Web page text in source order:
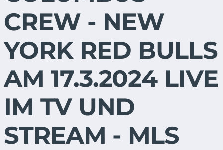
CREW - NEW
YORK RED BULLS
AM 17.3.2024 LIVE
IM TV UND
STREAM - MLS